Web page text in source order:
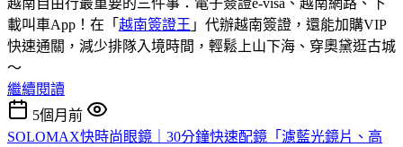
載叫車App！在「 越南簽證王 」代辦越南簽證，還能加購VIP
快速通關，減少排隊入境時間，輕鬆上山下海、穿奧黛逛古城
～
繼續閱讀
5個月前
SOLOMAX快時尚眼鏡｜30分鐘快速配鏡「濾藍光鏡片、高